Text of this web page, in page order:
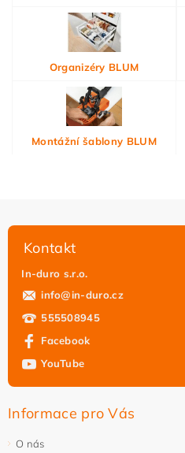
Organizéry BLUM
Montážní šablony BLUM
Kontakt
In-duro s.r.o.
info@in-duro.cz
555508945
Facebook
YouTube
Informace pro Vás
O nás